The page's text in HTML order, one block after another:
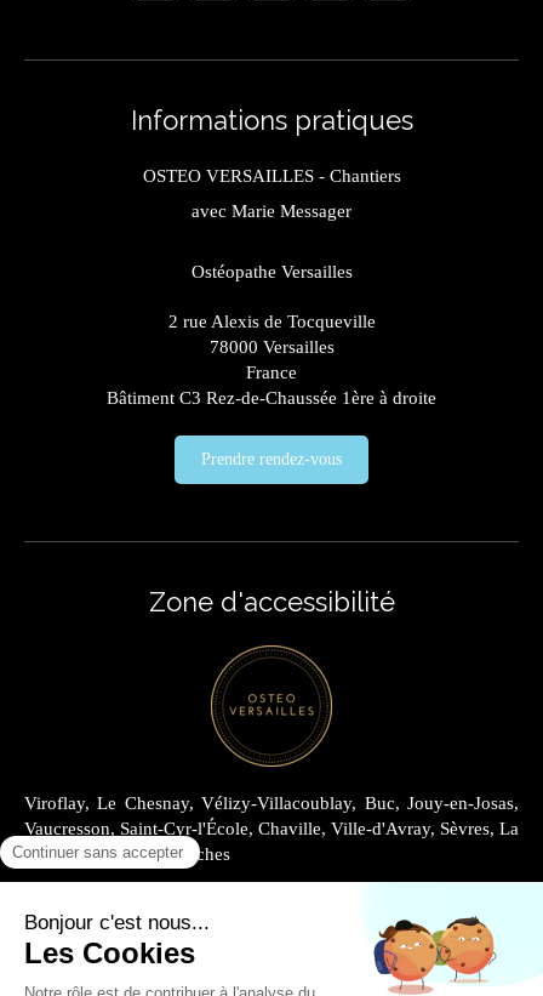
Informations pratiques
OSTEO VERSAILLES - Chantiers
avec Marie Messager
Ostéopathe Versailles
2 rue Alexis de Tocqueville
78000 Versailles
France
Bâtiment C3 Rez-de-Chaussée 1ère à droite
Prendre rendez-vous
Zone d'accessibilité
Viroflay, Le Chesnay, Vélizy-Villacoublay, Buc, Jouy-en-Josas,
Vaucresson, Saint-Cyr-l'École, Chaville, Ville-d'Avray, Sèvres, La
Celle-Saint-Cloud, Garches
Plan du site